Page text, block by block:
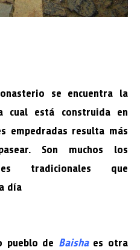
se encuentra la
cual está construida en
empedradas resulta más
Son muchos los
tradicionales que
día
pueblo de Baisha es otra